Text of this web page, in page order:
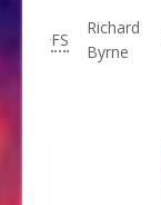
FS
Richard
Byrne